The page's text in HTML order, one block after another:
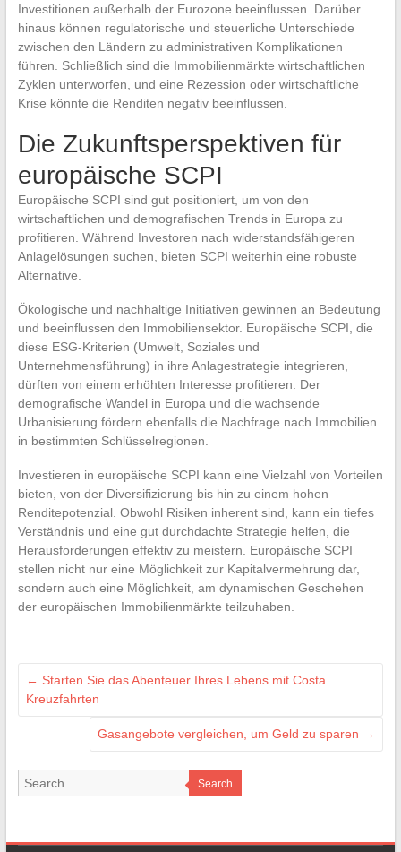
Investitionen außerhalb der Eurozone beeinflussen. Darüber
hinaus können regulatorische und steuerliche Unterschiede
zwischen den Ländern zu administrativen Komplikationen
führen. Schließlich sind die Immobilienmärkte wirtschaftlichen
Zyklen unterworfen, und eine Rezession oder wirtschaftliche
Krise könnte die Renditen negativ beeinflussen.
Die Zukunftsperspektiven für
europäische SCPI
Europäische SCPI sind gut positioniert, um von den
wirtschaftlichen und demografischen Trends in Europa zu
profitieren. Während Investoren nach widerstandsfähigeren
Anlagelösungen suchen, bieten SCPI weiterhin eine robuste
Alternative.
Ökologische und nachhaltige Initiativen gewinnen an Bedeutung
und beeinflussen den Immobiliensektor. Europäische SCPI, die
diese ESG-Kriterien (Umwelt, Soziales und
Unternehmensführung) in ihre Anlagestrategie integrieren,
dürften von einem erhöhten Interesse profitieren. Der
demografische Wandel in Europa und die wachsende
Urbanisierung fördern ebenfalls die Nachfrage nach Immobilien
in bestimmten Schlüsselregionen.
Investieren in europäische SCPI kann eine Vielzahl von Vorteilen
bieten, von der Diversifizierung bis hin zu einem hohen
Renditepotenzial. Obwohl Risiken inherent sind, kann ein tiefes
Verständnis und eine gut durchdachte Strategie helfen, die
Herausforderungen effektiv zu meistern. Europäische SCPI
stellen nicht nur eine Möglichkeit zur Kapitalvermehrung dar,
sondern auch eine Möglichkeit, am dynamischen Geschehen
der europäischen Immobilienmärkte teilzuhaben.
← Starten Sie das Abenteuer Ihres Lebens mit Costa
Kreuzfahrten
Gasangebote vergleichen, um Geld zu sparen →
Search